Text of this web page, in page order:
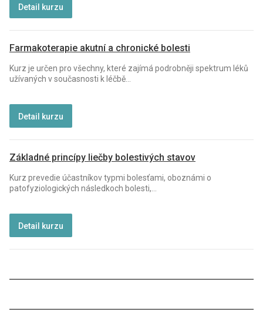
Detail kurzu
Farmakoterapie akutní a chronické bolesti
Kurz je určen pro všechny, které zajímá podrobněji spektrum léků
užívaných v současnosti k léčbě...
Detail kurzu
Základné princípy liečby bolestivých stavov
Kurz prevedie účastníkov typmi bolesťami, oboznámi o
patofyziologických následkoch bolesti,...
Detail kurzu